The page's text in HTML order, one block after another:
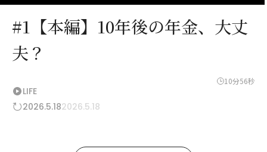
#1【本編】10年後の年金、大丈
夫？
10分56秒
LIFE
2026.5.182026.5.18